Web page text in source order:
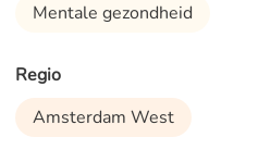
Mentale gezondheid
Regio
Amsterdam West